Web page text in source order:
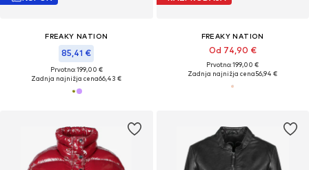
FREAKY NATION
85,41 €
Prvotno: 199,00 €
Zadnja najnižja cena66,43 €
FREAKY NATION
Od 74,90 €
Prvotno: 199,00 €
Zadnja najnižja cena56,94 €